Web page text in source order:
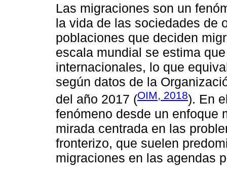
Las migraciones son un
la vida de las sociedades de
poblaciones que deciden
escala mundial se estima
internacionales, lo que
según datos de la
del año 2017 (OIM, 2018). En
fenómeno desde un enfoque
mirada centrada en las
fronterizo, que suelen
migraciones en las agendas